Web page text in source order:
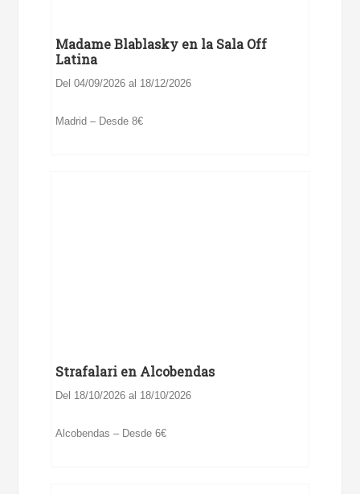
Madame Blablasky en la Sala Off
Latina
Del 04/09/2026 al 18/12/2026
Madrid – Desde 8€
Strafalari en Alcobendas
Del 18/10/2026 al 18/10/2026
Alcobendas – Desde 6€